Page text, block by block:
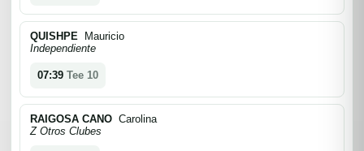
QUISHPE Mauricio
Independiente
07:39 Tee 10
RAIGOSA CANO Carolina
Z Otros Clubes